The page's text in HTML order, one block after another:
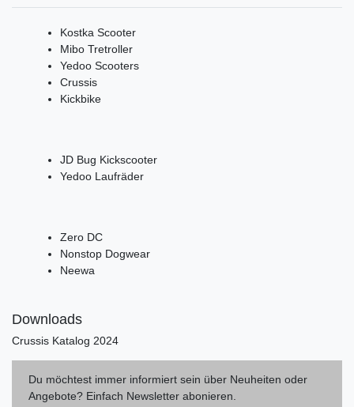
Kostka Scooter
Mibo Tretroller
Yedoo Scooters
Crussis
Kickbike
JD Bug Kickscooter
Yedoo Laufräder
Zero DC
Nonstop Dogwear
Neewa
Downloads
Crussis Katalog 2024
Du möchtest immer informiert sein über Neuheiten oder
Angebote? Einfach Newsletter abonieren.